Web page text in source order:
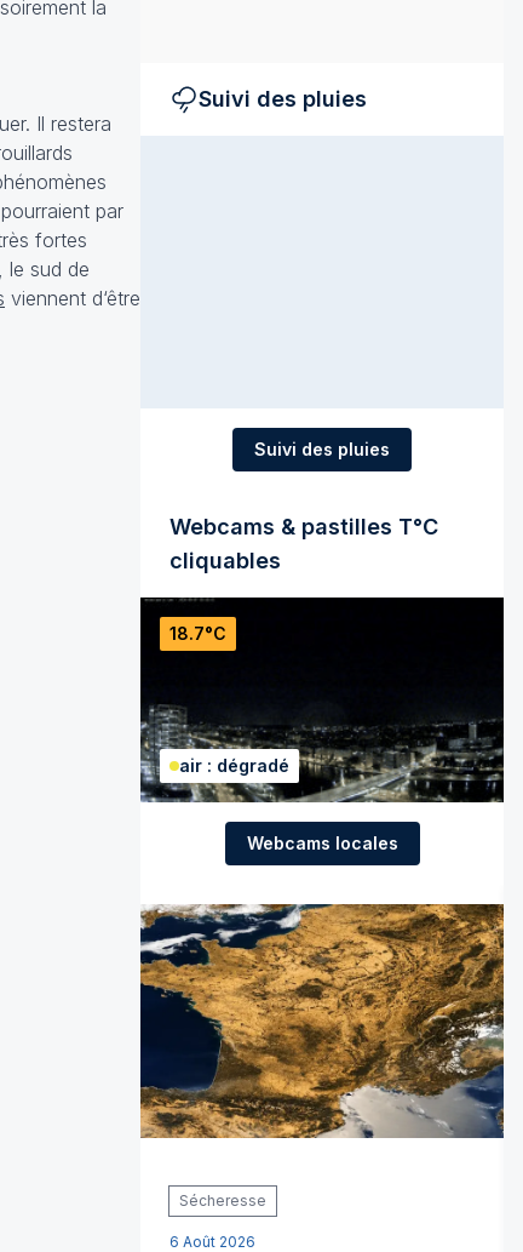
la
Il restera
par
fortes
le sud de
viennent d‘être
Suivi des pluies
Suivi des pluies
Webcams & pastilles T°C
cliquables
18.7°C
air : dégradé
Webcams locales
Sécheresse
6 Août 2026